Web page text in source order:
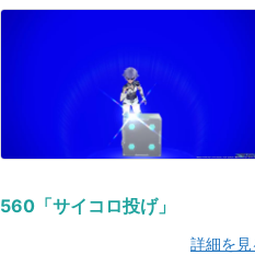
560「サイコロ投げ」
詳細を見